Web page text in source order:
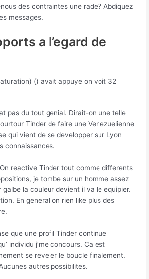
des contraintes une rade? Abdiquez
messages.
a l’egard de
() avait appuye on voit 32
pas du tout genial. Dirait-on une telle
Tinder de faire une Venezuelienne
qui vient de se developper sur Lyon
connaissances.
reactive Tinder tout comme differents
je tombe sur un homme assez
la couleur devient il va le equipier.
En general on rien like plus des
que une profil Tinder continue
individu j’me concours. Ca est
se reveler le boucle finalement.
autres possibilites.